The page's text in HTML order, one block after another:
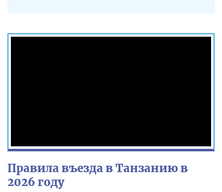
Правила въезда в Танзанию в
2026 году